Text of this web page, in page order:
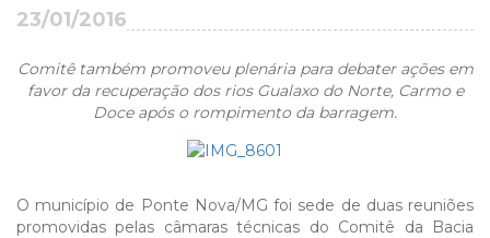
23/01/2016
Comitê também promoveu plenária para debater ações em
favor da recuperação dos rios Gualaxo do Norte, Carmo e
Doce após o rompimento da barragem.
O município de Ponte Nova/MG foi sede de duas reuniões
promovidas pelas câmaras técnicas do Comitê da Bacia